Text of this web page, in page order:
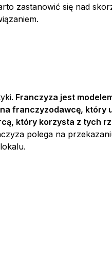
zastanowić się nad
Franczyza jest
franczyzodawcę, który
który korzysta z tych
polega na